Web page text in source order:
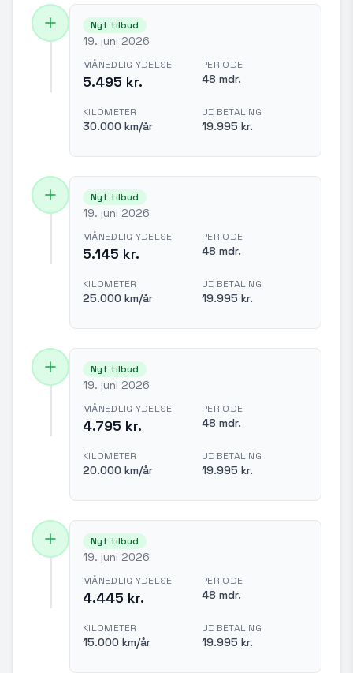
Nyt tilbud
19. juni 2026
MÅNEDLIG YDELSE
5.495 kr.
PERIODE
48 mdr.
KILOMETER
30.000 km/år
UDBETALING
19.995 kr.
Nyt tilbud
19. juni 2026
MÅNEDLIG YDELSE
5.145 kr.
PERIODE
48 mdr.
KILOMETER
25.000 km/år
UDBETALING
19.995 kr.
Nyt tilbud
19. juni 2026
MÅNEDLIG YDELSE
4.795 kr.
PERIODE
48 mdr.
KILOMETER
20.000 km/år
UDBETALING
19.995 kr.
Nyt tilbud
19. juni 2026
MÅNEDLIG YDELSE
4.445 kr.
PERIODE
48 mdr.
KILOMETER
15.000 km/år
UDBETALING
19.995 kr.